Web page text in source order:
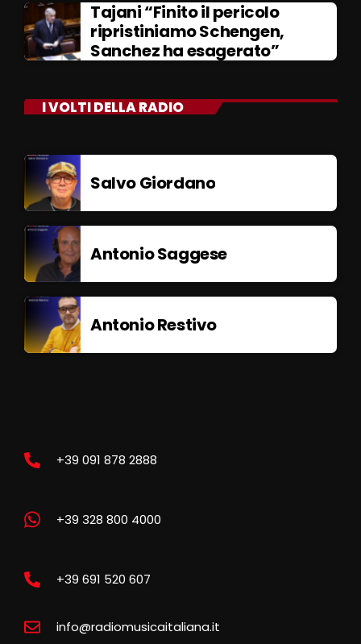
Tajani “Finito il pericolo
ripristiniamo Schengen,
Sanchez ha esagerato”
I VOLTI DELLA RADIO
Salvo Giordano
Antonio Saggese
Antonio Restivo
+39 091 878 2888
+39 328 800 4000
+39 691 520 607
info@radiomusicaitaliana.it